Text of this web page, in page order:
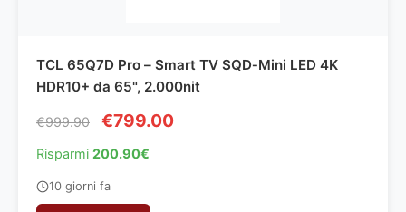
TCL 65Q7D Pro – Smart TV SQD‑Mini LED 4K
HDR10+ da 65", 2.000nit
€999.90 €799.00
Risparmi 200.90€
10 giorni fa